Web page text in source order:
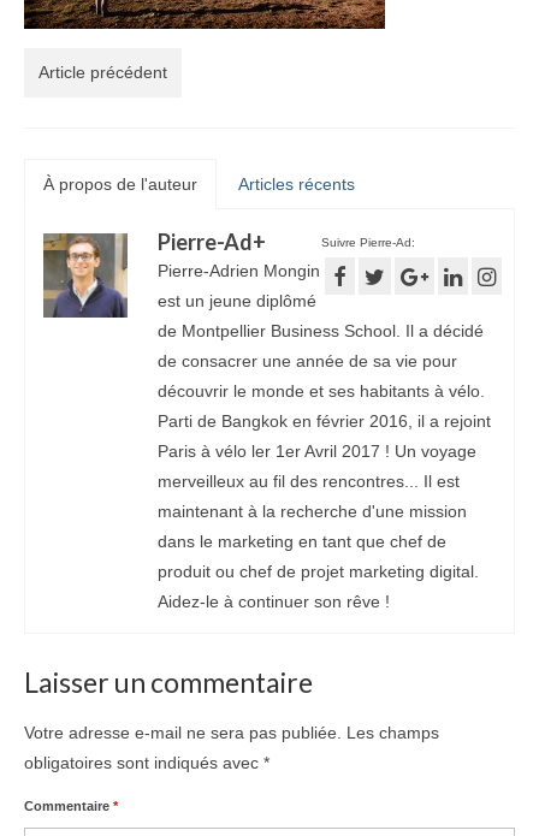
Article précédent
À propos de l'auteur Articles récents
Suivre Pierre-Ad:
Pierre-Ad+
Pierre-Adrien Mongin
est un jeune diplômé
de Montpellier Business School. Il a décidé
de consacrer une année de sa vie pour
découvrir le monde et ses habitants à vélo.
Parti de Bangkok en février 2016, il a rejoint
Paris à vélo ler 1er Avril 2017 ! Un voyage
merveilleux au fil des rencontres... Il est
maintenant à la recherche d'une mission
dans le marketing en tant que chef de
produit ou chef de projet marketing digital.
Aidez-le à continuer son rêve !
Laisser un commentaire
Votre adresse e-mail ne sera pas publiée.
Les champs
obligatoires sont indiqués avec *
Commentaire *